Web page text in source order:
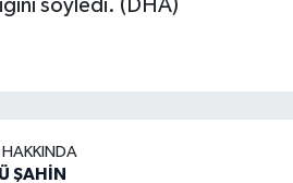
söyledi. (DHA)
HAKKINDA
ŞAHİN